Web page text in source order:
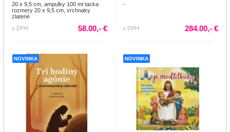
20 x 9,5 cm, ampulky 100 ml tacka
rozmery 20 x 9,5 cm, vrchnaky
zlatené
s DPH
58.00,- €
-
s DPH 284.00,- €
NOVINKA NOVINKA